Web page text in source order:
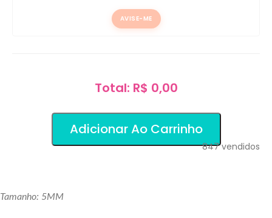
AVISE-ME
Total: R$ 0,00
Adicionar Ao Carrinho
847vendidos
Tamanho: 5MM